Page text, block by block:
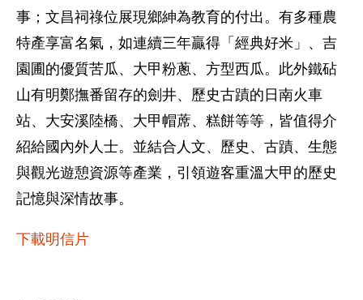
事；文昌祠祿位展現鄉紳為教育的付出。有多種農
特產享富名氣，如連續三年贏得「經典好米」、吉
園圃的優質苦瓜、大甲粉蔥、方型西瓜。此外鐵砧
山有明鄭撫番留存的劍井、歷史古蹟的日南火車
站、大安溪陸橋、大甲帽蓆、糕餅等等，皆值得介
紹給國內外人士。並結合人文、歷史、古蹟、生態
與觀光遊憩資源等產業，引領遊客重溫大甲的歷史
記憶與深情故事。
下載明信片